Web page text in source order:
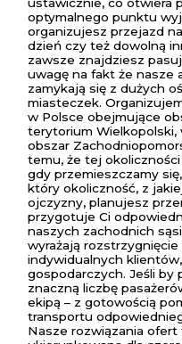
optymalnego punktu
organizujesz przejazd
dzień czy też dowolną
zawsze znajdziesz
uwagę na fakt że nasze
zamykają się z dużych
miasteczek.
w Polsce obejmujące
terytorium
obszar
temu, że tej
gdy przemieszczamy
który okoliczność, z
ojczyzny, planujesz
przygotuje Ci
naszych zachodnich
wyrażają
indywidualnych
gospodarczych. Jeśli by
znaczną liczbę
ekipą – z gotowością
transportu
Nasze rozwiązania